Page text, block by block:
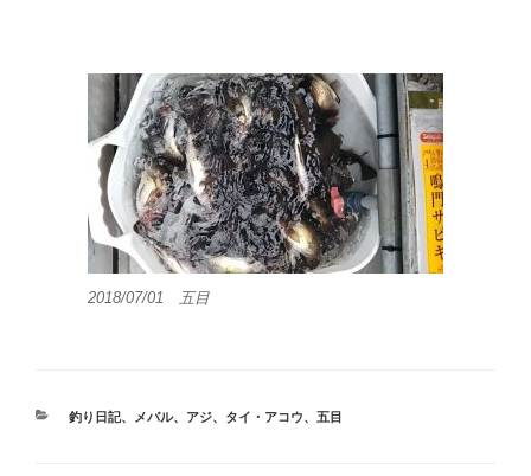
2018/07/01 五目
カ
釣り日記、 メバル、 アジ、 タイ・アコウ、 五目